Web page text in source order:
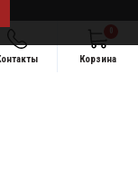
Корзина